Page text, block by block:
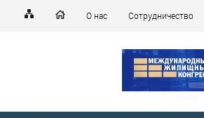
О нас Сотрудничество